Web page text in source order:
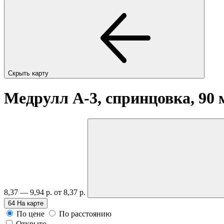
Скрыть карту
Медрулл А-3, спринцовка, 90
8,37 — 9,94 р. от 8,37 р.
64 На карте
По цене
По расстоянию